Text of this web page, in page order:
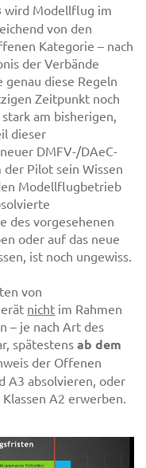
wird Modellflug im
von den
Kategorie – nach
der Verbände
genau diese Regeln
Zeitpunkt noch
am bisherigen,
dieser
DMFV-/DAeC-
Pilot sein Wissen
Modellflugbetrieb
des vorgesehenen
oder auf das neue
ist noch ungewiss.
von
nicht im Rahmen
– je nach Art des
spätestensab dem
der Offenen
A3 absolvieren, oder
A2 erwerben.